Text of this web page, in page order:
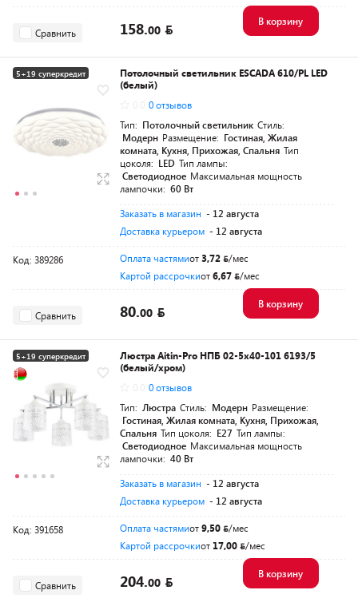
Сравнить 158.00
В корзину
5+19 суперкредит
Потолочный светильник ESCADA 610/PL LED
(белый)
0 отзывов
Тип: Потолочный светильник Стиль:
Модерн Размещение: Гостиная, Жилая
комната, Кухня, Прихожая, Спальня Тип
цоколя: LED Тип лампы:
Светодиодное Максимальная мощность
лампочки: 60 Вт
Заказать в магазин - 12 августа
Доставка курьером - 12 августа
Код: 389286 Оплата частямиот3,72
/мес
Картой рассрочкиот6,67 /мес
Сравнить 80.00
В корзину
5+19 суперкредит
Люстра Aitin-Pro НПБ 02-5x40-101 6193/5
(белый/хром)
0 отзывов
Тип: Люстра Стиль: Модерн Размещение:
Гостиная, Жилая комната, Кухня, Прихожая,
Спальня Тип цоколя: E27 Тип лампы:
Светодиодное Максимальная мощность
лампочки: 40 Вт
Заказать в магазин - 12 августа
Доставка курьером - 12 августа
Код: 391658 Оплата частямиот9,50
/мес
Картой рассрочкиот 17,00 /мес
Сравнить 204.00
В корзину